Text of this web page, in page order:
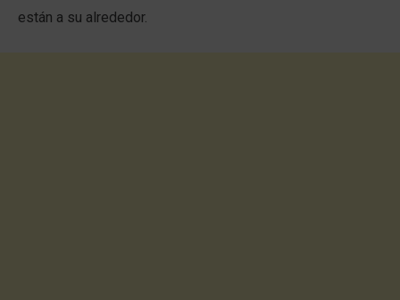
están a su alrededor.